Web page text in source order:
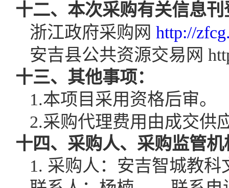
十二、 本次采购有关信息刊
浙江政府采购网 http://
安吉县公共资源交易网
十三、其他事项：
1.本项目采用资格后审。
2.采购代理费用由成交供
十四、采购人、采购监管
1. 采购人： 安吉智城教科